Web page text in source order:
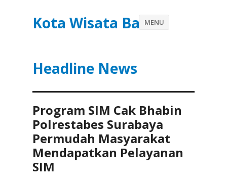
Kota Wisata Batu
Headline News
MENU
Program SIM Cak Bhabin
Polrestabes Surabaya
Permudah Masyarakat
Mendapatkan Pelayanan
SIM